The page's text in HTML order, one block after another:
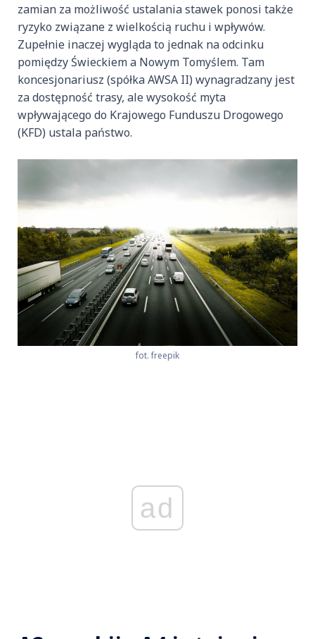
zamian za możliwość ustalania stawek ponosi także
ryzyko związane z wielkością ruchu i wpływów.
Zupełnie inaczej wygląda to jednak na odcinku
pomiędzy Świeckiem a Nowym Tomyślem. Tam
koncesjonariusz (spółka AWSA II) wynagradzany jest
za dostępność trasy, ale wysokość myta
wpływającego do Krajowego Funduszu Drogowego
(KFD) ustala państwo.
fot. freepik
ad